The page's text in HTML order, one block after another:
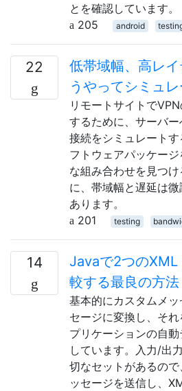
とを確認しています。
205
android
22
低帯域幅、高レ
うやってシミュ
リモートサイトで
するために、サーバ
接続をシミュレート
フトウェアパッケー
な組み合わせを見つ
に、帯域幅と遅延は
あります。
201
testing
14
Javaで2つのXML
較する最良の方法
基本的にカスタムメ
セージに変換し、そ
プリケーションの自
しています。入力/出
切なセットがあるの
ッセージを送信し、